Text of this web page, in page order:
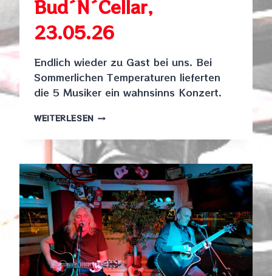
Bud´N´Cellar,
23.05.26
Endlich wieder zu Gast bei uns. Bei
Sommerlichen Temperaturen lieferten
die 5 Musiker ein wahnsinns Konzert.
WEITERLESEN BUD
´CELLAR,
23.05.26